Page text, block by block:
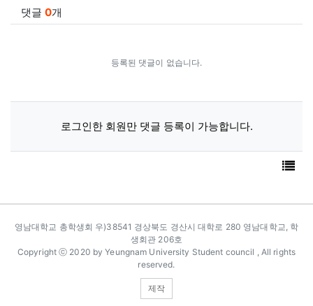
댓글 0개
등록된 댓글이 없습니다.
로그인한 회원만 댓글 등록이 가능합니다.
목
카피라이트
영남대학교 총학생회 우)38541 경상북도 경산시 대학로 280 영남대학교, 학
생회관 206호
Copyright ⓒ 2020 by Yeungnam University Student council , All rights
reserved.
제작